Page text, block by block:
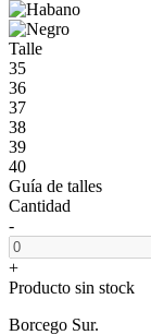
Talle
35
36
37
38
39
40
Guía de talles
Cantidad
-
+
Producto sin stock
Borcego Sur.